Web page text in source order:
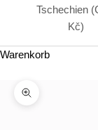
Tschechien
Kč)
Warenkorb
In das Bild